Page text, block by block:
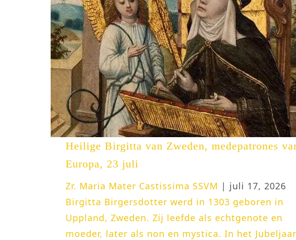
Heilige Birgitta van Zweden, medepatrones
Europa, 23 juli
Zr. Maria Mater Castissima SSVM | juli 17, 2026
Birgitta Birgersdotter werd in 1303 geboren in
Uppland, Zweden. Zij leefde als echtgenote en
moeder, later als non en mystica. In het Jubeljaar